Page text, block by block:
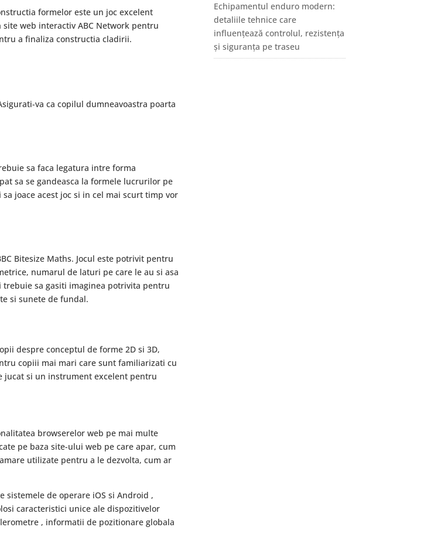
formelor este un joc excelent
web interactiv ABC Network pentru
a finaliza constructia cladirii.
va ca copilul dumneavoastra poarta
sa faca legatura intre forma
sa se gandeasca la formele lucrurilor pe
joace acest joc si in cel mai scurt timp vor
Bitesize Maths. Jocul este potrivit pentru
numarul de laturi pe care le au si asa
sa gasiti imaginea potrivita pentru
si sunete de fundal.
despre conceptul de forme 2D si 3D,
copiii mai mari care sunt familiarizati cu
jucat si un instrument excelent pentru
browserelor web pe mai multe
pe baza site-ului web pe care apar, cum
utilizate pentru a le dezvolta, cum ar
de operare iOS si Android ,
caracteristici unice ale dispozitivelor
, informatii de pozitionare globala
Echipamentul enduro modern:
detaliile tehnice care
influențează controlul, rezistența
și siguranța pe traseu